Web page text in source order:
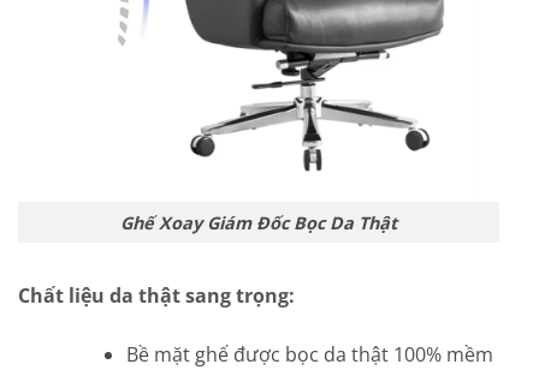
Ghế Xoay Giám Đốc Bọc Da Thật
Chất liệu da thật sang trọng:
Bề mặt ghế được bọc da thật 100% mềm